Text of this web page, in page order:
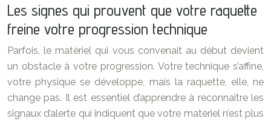
Les signes qui prouvent que votre raquette
freine votre progression technique
Parfois, le matériel qui vous convenait au début devient
un obstacle à votre progression. Votre technique s’affine,
votre physique se développe, mais la raquette, elle, ne
change pas. Il est essentiel d’apprendre à reconnaître les
signaux d’alerte qui indiquent que votre matériel n’est plus